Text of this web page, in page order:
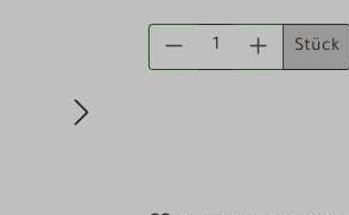
PRODUKT Stück